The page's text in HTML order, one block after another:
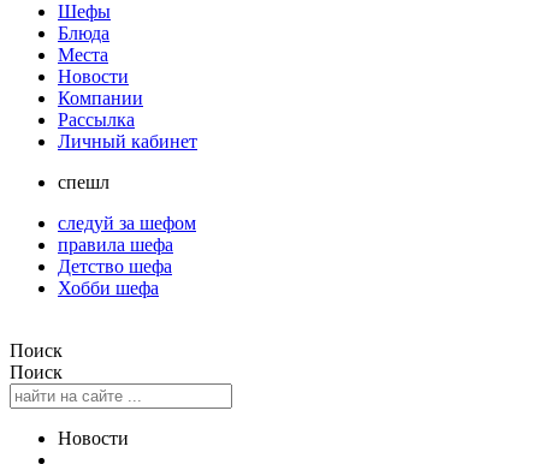
Шефы
Блюда
Места
Новости
Компании
Рассылка
Личный кабинет
спешл
следуй за шефом
правила шефа
Детство шефа
Хобби шефа
Поиск
Поиск
Новости